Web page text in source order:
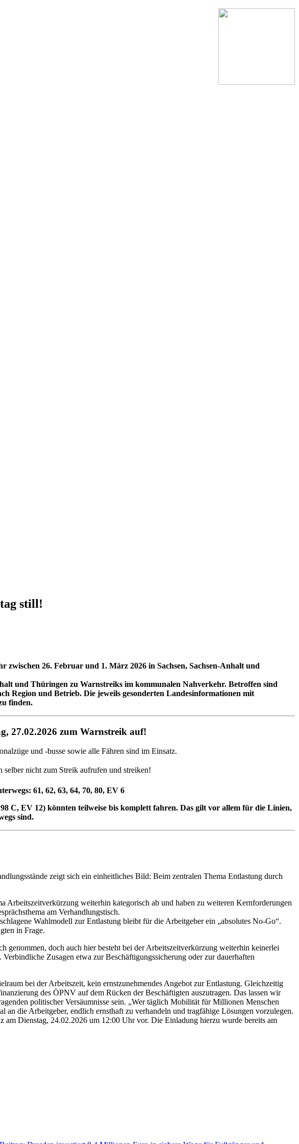
still!
26. Februar und 1. März 2026 in Sachsen, Sachsen-Anhalt und
und Thüringen zu Warnstreiks im kommunalen Nahverkehr. Betroffen sind
Region und Betrieb. Die jeweils gesonderten Landesinformationen mit
finden.
27.02.2026 zum Warnstreik auf!
und -busse sowie alle Fähren sind im Einsatz.
nicht zum Streik aufrufen und streiken!
61, 62, 63, 64, 70, 80, EV 6
98 C, EV 12) könnten teilweise bis komplett fahren. Das gilt vor allem für die Linien,
sind.
zeigt sich ein einheitliches Bild: Beim zentralen Thema Entlastung durch
Arbeitszeitverkürzung weiterhin kategorisch ab und haben zu weiteren Kernforderungen
am Verhandlungstisch.
Wahlmodell zur Entlastung bleibt für die Arbeitgeber ein „absolutes No-Go“.
in Frage.
genommen, doch auch hier besteht bei der Arbeitszeitverkürzung weiterhin keinerlei
Zusagen etwa zur Beschäftigungssicherung oder zur dauerhaften
bei der Arbeitszeit, kein ernstzunehmendes Angebot zur Entlastung. Gleichzeitig
des ÖPNV auf dem Rücken der Beschäftigten auszutragen. Das lassen wir
politischer Versäumnisse sein. „Wer täglich Mobilität für Millionen Menschen
die Arbeitgeber, endlich ernsthaft zu verhandeln und tragfähige Lösungen vorzulegen.
am Dienstag, 24.02.2026 um 12:00 Uhr vor. Die Einladung hierzu wurde bereits am